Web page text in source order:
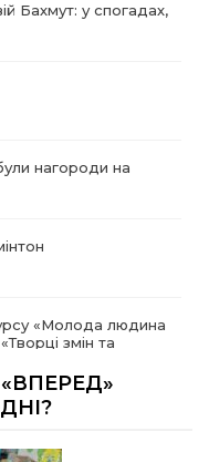
Бахмут: у спогадах,
нагороди на
«Молода людина
змін та
допомогу 4